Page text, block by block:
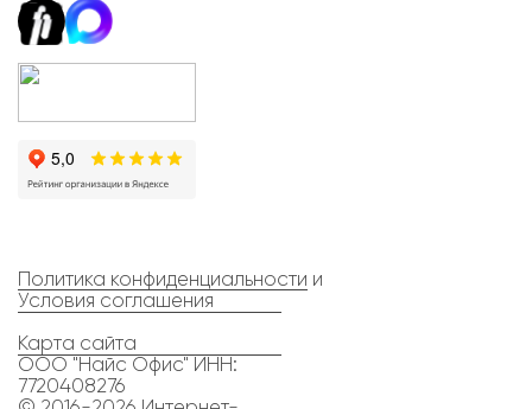
Политика конфиденциальности и
Условия соглашения
Карта сайта
ООО "Найс Офис" ИНН:
7720408276